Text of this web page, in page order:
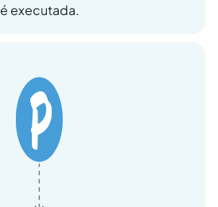
é executada.